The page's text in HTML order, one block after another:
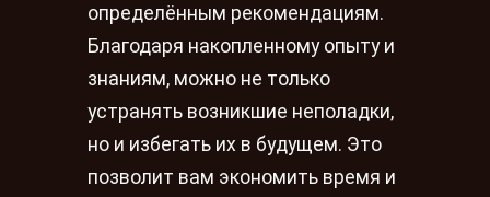
определённым рекомендациям.
Благодаря накопленному опыту и
знаниям, можно не только
устранять возникшие неполадки,
но и избегать их в будущем. Это
позволит вам экономить время и